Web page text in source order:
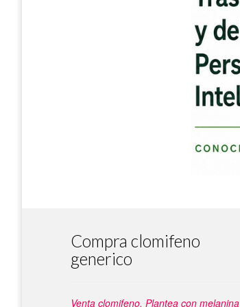
Compra clomifeno
generico
Venta clomifeno. Plantea con melanina